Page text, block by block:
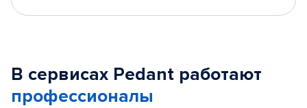
В сервисах Pedant работают
профессионалы